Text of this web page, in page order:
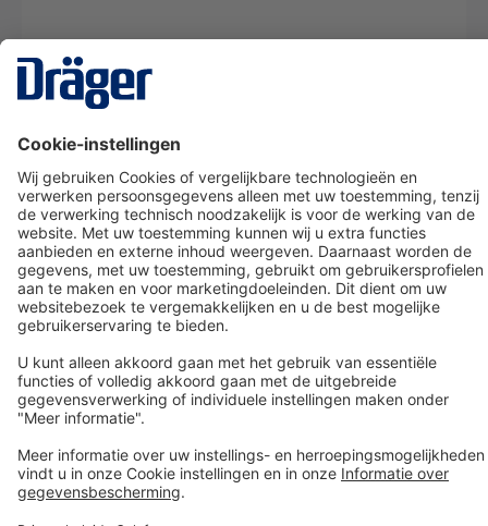
Dräger klantenservice
Over Dräger
Bestellen in onze webshop
Community